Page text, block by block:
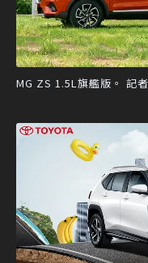
MG ZS 1.5L旗艦版。 記